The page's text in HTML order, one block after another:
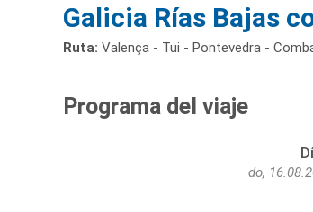
Galicia Rías Bajas
Ruta: Valença - Tui - Pontevedra -
Programa del viaje
do,